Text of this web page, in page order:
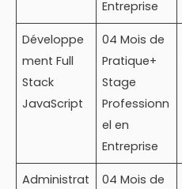
Entreprise
Développe
ment Full
Stack
JavaScript
04 Mois de
Pratique+
Stage
Professionn
el en
Entreprise
Administrat
04 Mois de